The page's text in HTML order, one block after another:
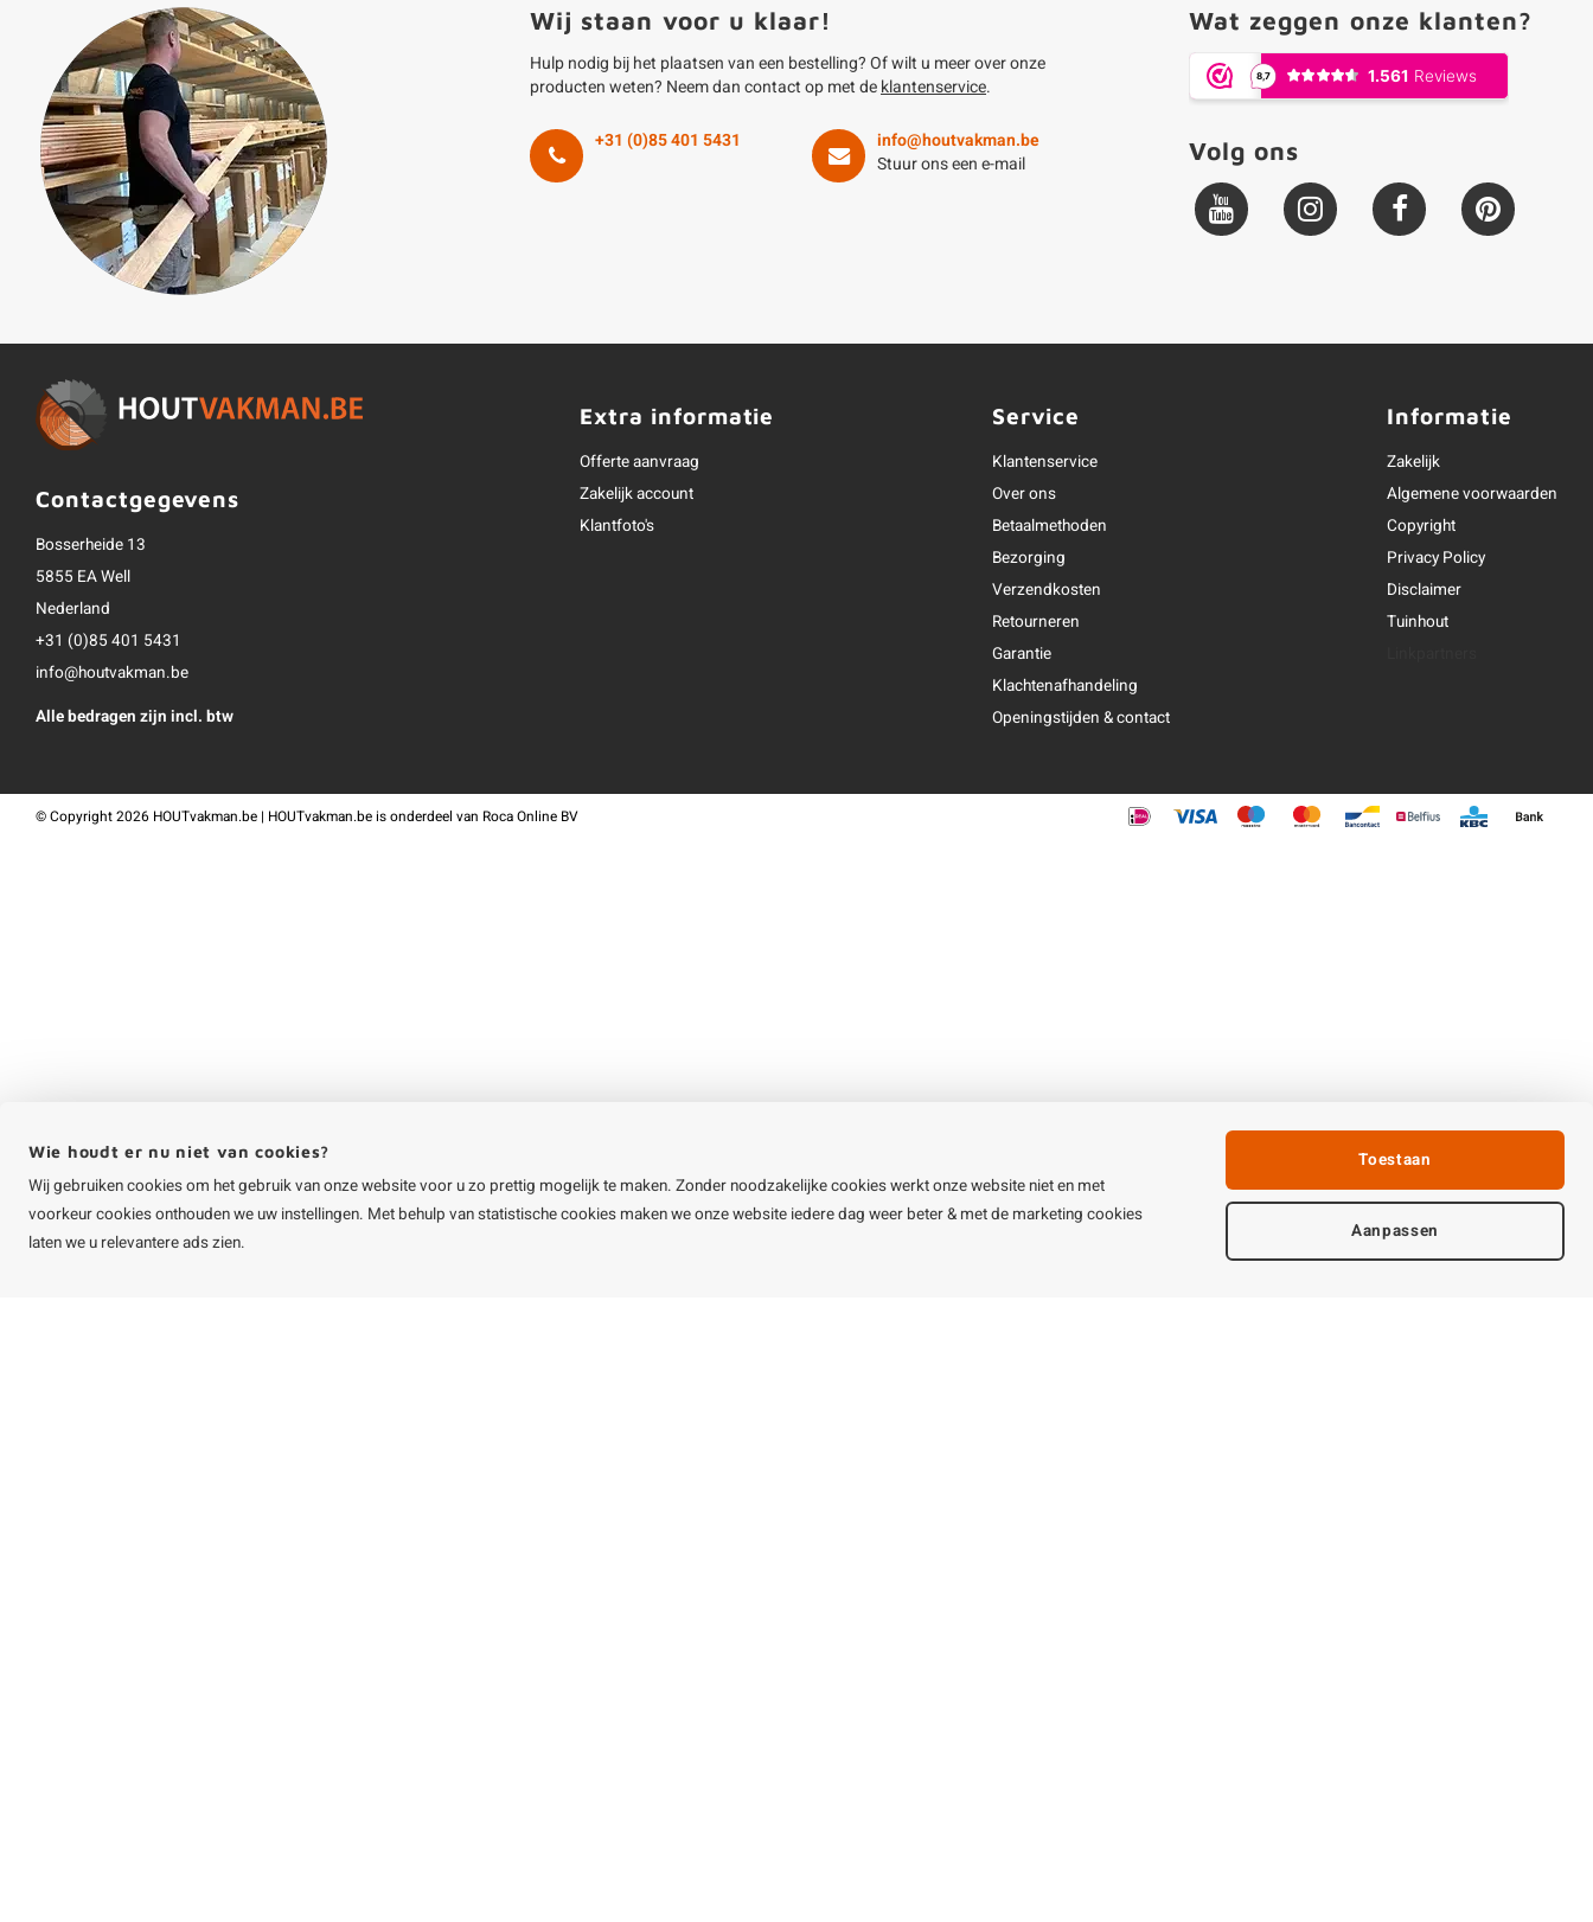
Wij staan voor u klaar!
Hulp nodig bij het plaatsen van een bestelling? Of wilt u meer over onze
producten weten? Neem dan contact op met deklantenservice.
+31 (0)85 401 5431
info@houtvakman.be
Stuur ons een e-mail
Wat zeggen onze klanten?
Volg ons
Contactgegevens
Bosserheide 13
5855 EA Well
Nederland
+31 (0)85 401 5431
info@houtvakman.be
Alle bedragen zijn incl. btw
Extra informatie
Offerte aanvraag
Zakelijk account
Klantfoto's
Service
Klantenservice
Over ons
Betaalmethoden
Bezorging
Verzendkosten
Retourneren
Garantie
Klachtenafhandeling
Openingstijden & contact
Informatie
Zakelijk
Algemene voorwaarden
Copyright
Privacy Policy
Disclaimer
Tuinhout
©Copyright2026 HOUTvakman.be | HOUTvakman.be is onderdeel van Roca Online BV
Wie houdt er nu niet van cookies?
Wij gebruiken cookies om het gebruik van onze website voor u zo prettig mogelijk te maken. Zonder noodzakelijke cookies werkt onze website niet en met
voorkeur cookies onthouden we uw instellingen. Met behulp van statistische cookies maken we onze website iedere dag weer beter & met de marketing cookies
laten we u relevantere ads zien.
Toestaan
Aanpassen